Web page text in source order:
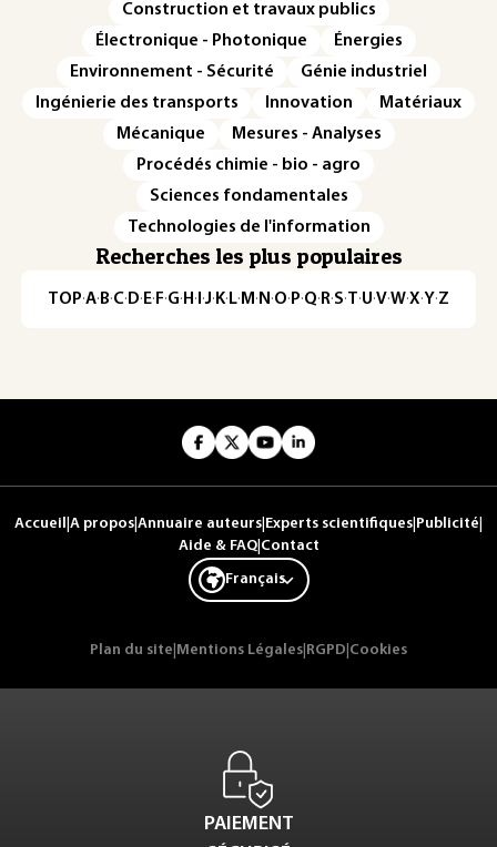
Construction et travaux publics
Électronique - Photonique
Énergies
Environnement - Sécurité
Génie industriel
Ingénierie des transports
Innovation
Matériaux
Mécanique
Mesures - Analyses
Procédés chimie - bio - agro
Sciences fondamentales
Technologies de l'information
Recherches les plus populaires
TOP·A·B·C·D·E·F·G·H·I·J·K·L·M·N·O·P·Q·R·S·T·U·V·W·X·Y·Z
Accueil A propos Annuaire auteurs Experts scientifiques Publicité
Aide & FAQ| Contact
Français
Plan du site Mentions Légales RGPD Cookies
PAIEMENT